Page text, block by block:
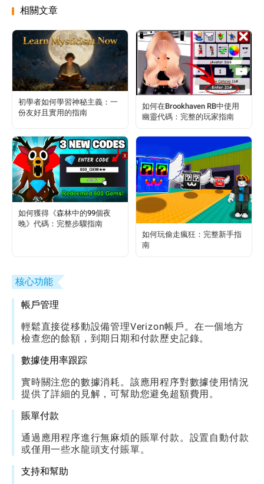
相關文章
初學者如何學習神秘主義：一
份友好且實用的指南
如何在Brookhaven RB中使用
幽靈代碼：完整的玩家指南
如何獲得《森林中的99個夜
晚》代碼：完整步驟指南
如何玩偷走瘋狂：完整新手指
南
核心功能
帳戶管理
輕鬆直接從移動設備管理Verizon帳戶。在一個地方
檢查您的餘額，到期日期和付款歷史記錄。
數據使用率跟踪
實時關注您的數據消耗。該應用程序對數據使用情況
提供了詳細的見解，可幫助您避免超額費用。
賬單付款
通過應用程序進行無麻煩的賬單付款。設置自動付款
或僅用一些水龍頭支付賬單。
支持和幫助